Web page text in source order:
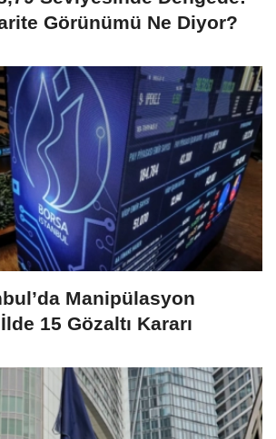
Görünümü Ne Diyor?
Manipülasyon
15 Gözaltı Kararı